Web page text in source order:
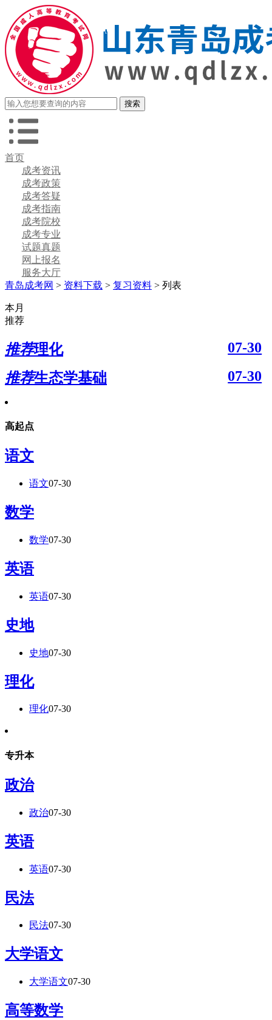
首页
成考资讯
成考政策
成考答疑
成考指南
成考院校
成考专业
试题真题
网上报名
服务大厅
青岛成考网 > 资料下载 > 复习资料 > 列表
本月
推荐
推荐理化
07-30
推荐生态学基础 07-30
高起点
语文
语文07-30
数学
数学07-30
英语
英语07-30
史地
史地07-30
理化
理化07-30
专升本
政治
政治07-30
英语
英语07-30
民法
民法07-30
大学语文
大学语文07-30
高等数学